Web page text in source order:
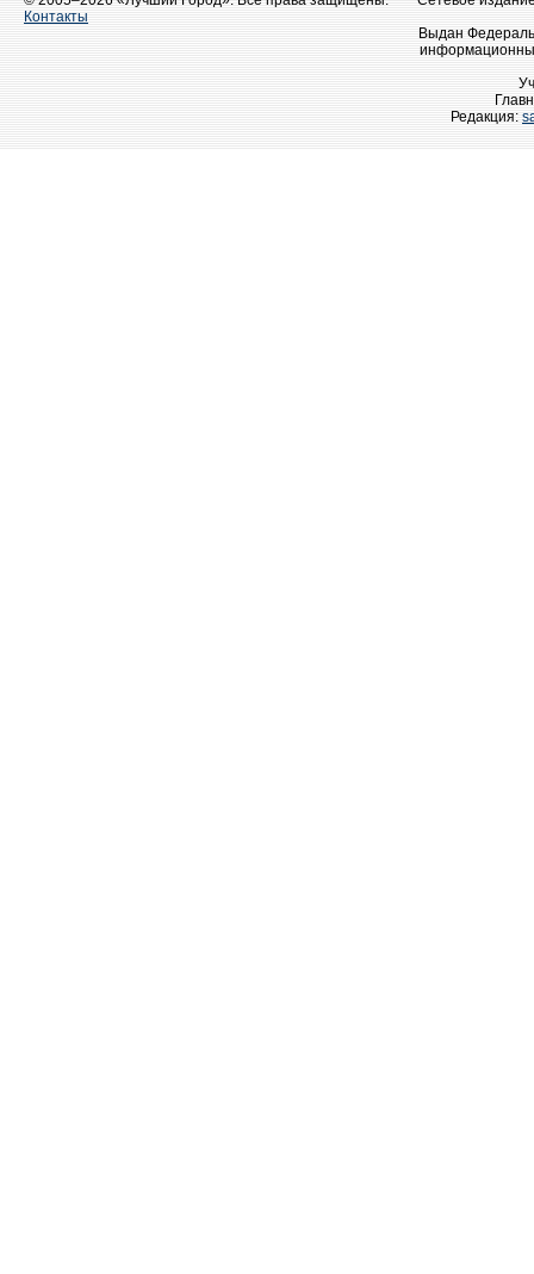
Контакты
Выдан
Редакция: